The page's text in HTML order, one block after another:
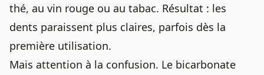
thé, au vin rouge ou au tabac. Résultat : les
dents paraissent plus claires, parfois dès la
première utilisation.
Mais attention à la confusion. Le bicarbonate